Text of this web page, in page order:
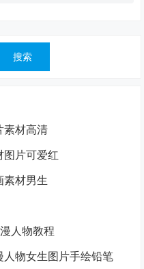
素材高清
图片可爱红
素材男生
人物教程
物女生图片手绘铅笔